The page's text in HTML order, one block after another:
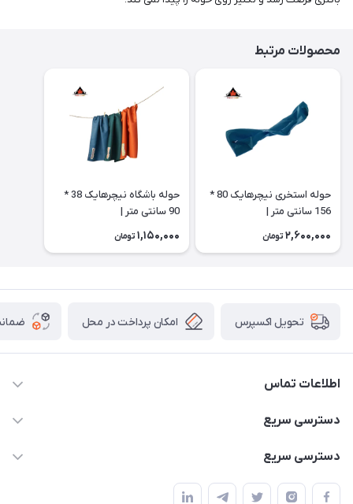
محصولات مرتبط
حوله استخری نیچرهایک 80 *
156 سانتی متر |
CNK2300SS010
2,600,000 تومان
حوله باشگاه نیچرهایک 38 *
90 سانتی متر |
CNK2300SS010
1,150,000 تومان
تحویل اکسپرس امکان پرداخت در محل
اطلاعات تماس
02166456492 - 09121933405
حتما با هماهنگی قبلی
دسترسی سریع
خرید کیسه خواب
دسترسی سریع
چادر سرخپوستی